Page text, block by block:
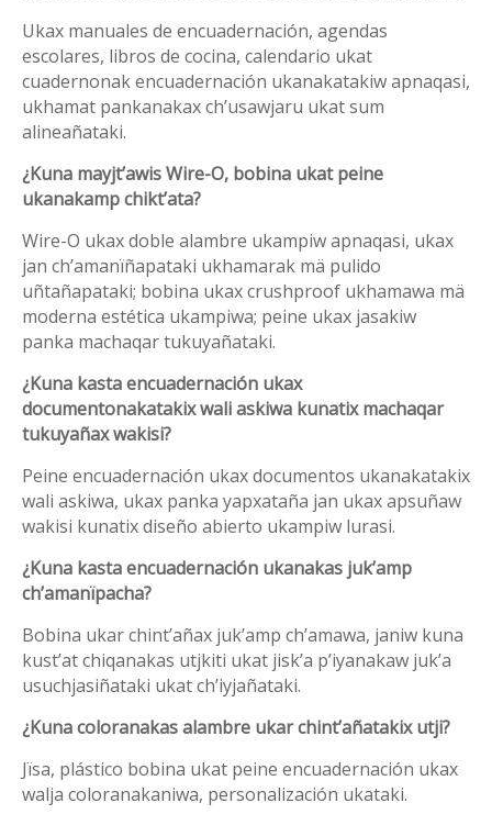
Ukax manuales de encuadernación, agendas
escolares, libros de cocina, calendario ukat
cuadernonak encuadernación ukanakatakiw apnaqasi,
ukhamat pankanakax ch’usawjaru ukat sum
alineañataki.
¿Kuna mayjt’awis Wire-O, bobina ukat peine
ukanakamp chikt’ata?
Wire-O ukax doble alambre ukampiw apnaqasi, ukax
jan ch’amanïñapataki ukhamarak mä pulido
uñtañapataki; bobina ukax crushproof ukhamawa mä
moderna estética ukampiwa; peine ukax jasakiw
panka machaqar tukuyañataki.
¿Kuna kasta encuadernación ukax
documentonakatakix wali askiwa kunatix machaqar
tukuyañax wakisi?
Peine encuadernación ukax documentos ukanakatakix
wali askiwa, ukax panka yapxataña jan ukax apsuñaw
wakisi kunatix diseño abierto ukampiw lurasi.
¿Kuna kasta encuadernación ukanakas jukʼamp
chʼamanïpacha?
Bobina ukar chint’añax juk’amp ch’amawa, janiw kuna
kust’at chiqanakas utjkiti ukat jisk’a p’iyanakaw juk’a
usuchjasiñataki ukat ch’iyjañataki.
¿Kuna coloranakas alambre ukar chint’añatakix utji?
Jïsa, plástico bobina ukat peine encuadernación ukax
walja coloranakaniwa, personalización ukataki.